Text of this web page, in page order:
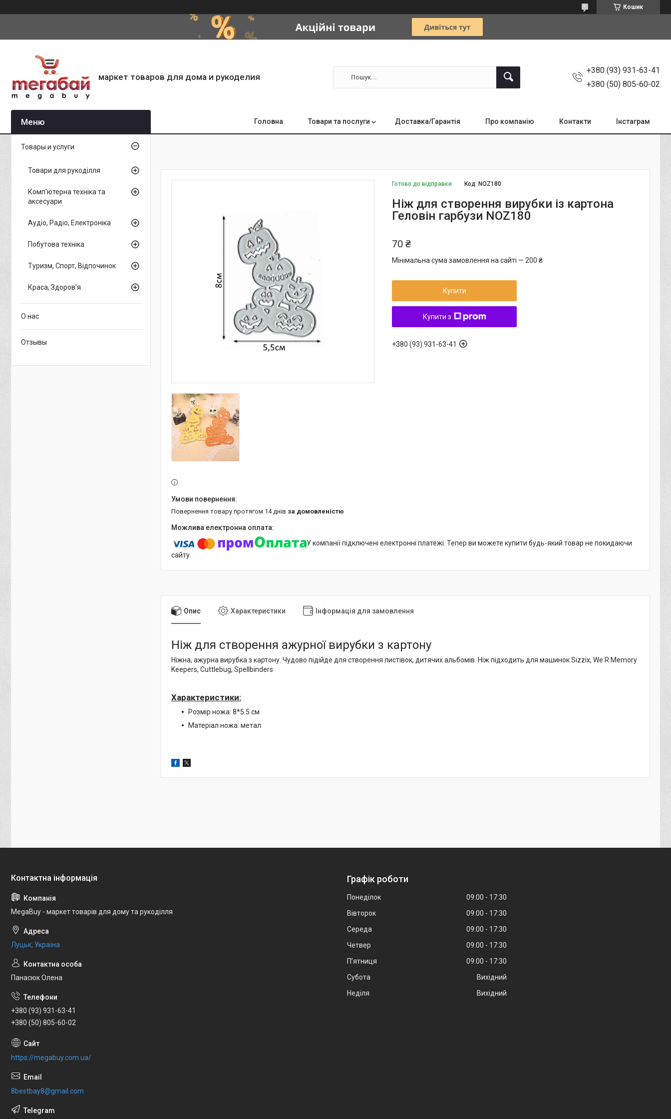
Кошик
маркет товаров для дома и рукоделия
+380 (93) 931-63-41
+380 (50) 805-60-02
Головна Товари та послуги Доставка/Гарантія Про компанію Контакти Інстаграм
Готово до відправки Код: NOZ180
Ніж для створення вирубки із картона
Геловін гарбузи NOZ180
70 ₴
Мінімальна сума замовлення на сайті — 200 ₴
Купити
Купити з
+380 (93) 931-63-41
повернення товару протягом 14 днів за домовленістю
У компанії підключені електронні платежі. Тепер ви можете купити будь-який товар не покидаючи
сайту.
Опис Характеристики Інформація для замовлення
Ніж для створення ажурної вирубки з картону
Ніжна, ажурна вирубка з картону. Чудово підійде для створення листівок, дитячих альбомів. Ніж підходить для машинок Sizzix, We R Memory
Keepers, Cuttlebug, Spellbinders
Характеристики:
Розмір ножа: 8*5.5 см
Матеріал ножа: метал
Товары и услуги
Товари для рукоділля
Комп'ютерна техніка та
аксесуари
Аудіо, Радіо, Електроніка
Побутова техніка
Туризм, Спорт, Відпочинок
Краса, Здоров'я
О нас
Отзывы
MegaBuy - маркет товарів для дому та рукоділля
Луцьк, Україна
Панасюк Олена
+380 (93) 931-63-41
+380 (50) 805-60-02
https://megabuy.com.ua/
8bestbay8@gmail.com
Графік роботи
Понеділок 09:00
17:30
Вівторок
09:00
17:30
Середа
09:00
17:30
Четвер
09:00
17:30
Пʼятниця
09:00
17:30
Субота
Вихідний
Неділя
Вихідний